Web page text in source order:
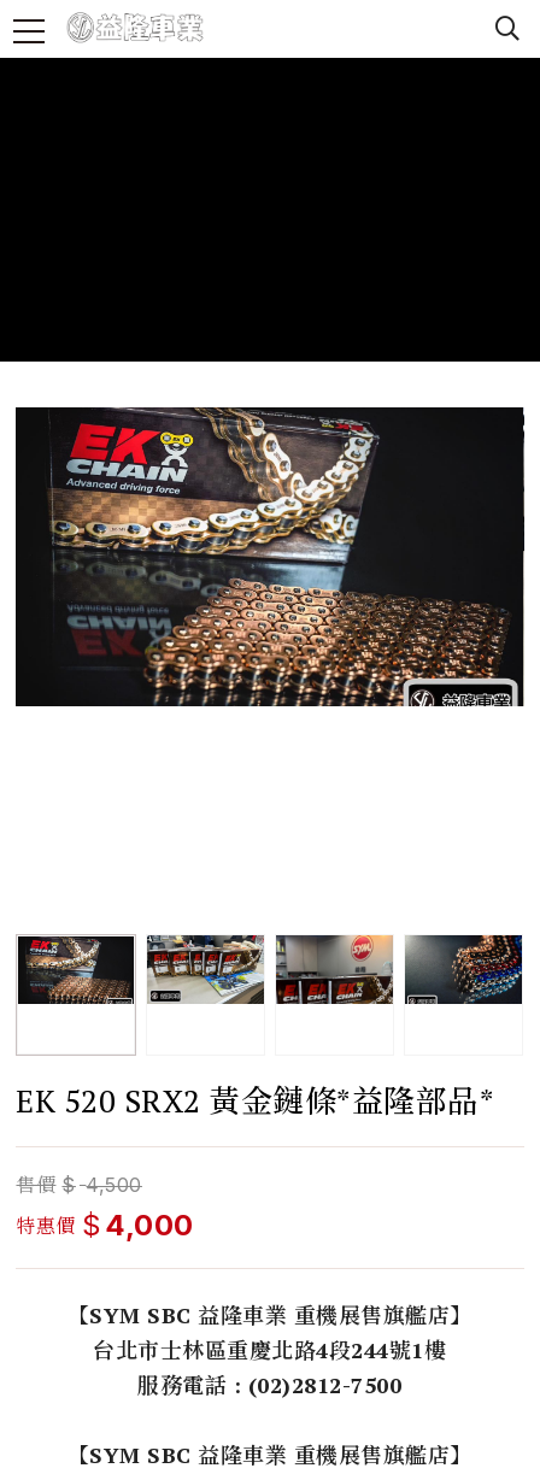
EK 520 SRX2 黃金鏈條*益隆部品*
售價 $ 4,500
特惠價 $ 4,000
【SYM SBC 益隆車業 重機展售旗艦店】
台北市士林區重慶北路4段244號1樓
服務電話 : (02)2812-7500
【SYM SBC 益隆車業 重機展售旗艦店】